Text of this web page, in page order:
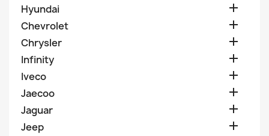
Hyundai 
Chevrolet 
Chrysler 
Infinity 
Iveco 
Jaecoo 
Jaguar 
Jeep 